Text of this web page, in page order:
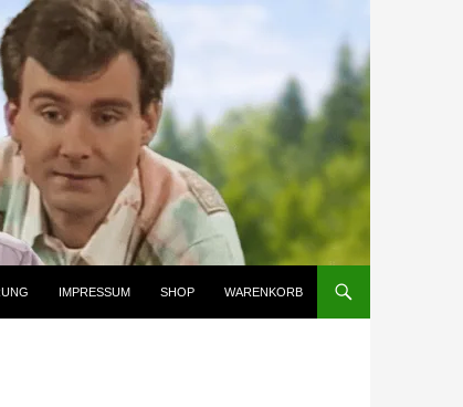
IMPRESSUM SHOP WARENKORB